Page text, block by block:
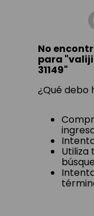
toy story
No
para "
31149"
¿Qué debo
Utiliza